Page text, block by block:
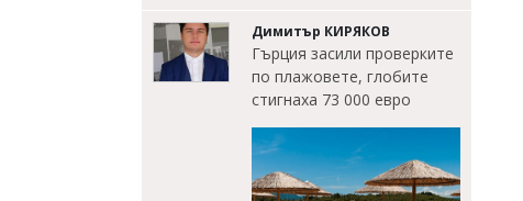
Димитър КИРЯКОВ
Гърция засили проверките
по плажовете, глобите
стигнаха 73 000 евро